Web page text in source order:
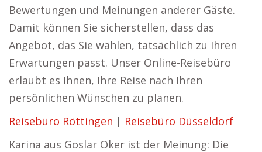
Bewertungen und Meinungen anderer Gäste.
Damit können Sie sicherstellen, dass das
Angebot, das Sie wählen, tatsächlich zu Ihren
Erwartungen passt. Unser Online-Reisebüro
erlaubt es Ihnen, Ihre Reise nach Ihren
persönlichen Wünschen zu planen.
Reisebüro Röttingen | Reisebüro Düsseldorf
Karina aus Goslar Oker ist der Meinung: Die